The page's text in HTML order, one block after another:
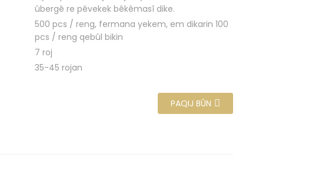
ûbergê re pêvekek bêkêmasî dike.
500 pcs / reng, fermana yekem, em dikarin 100
pcs / reng qebûl bikin
7 roj
35-45 rojan
PAQIJ BÛN